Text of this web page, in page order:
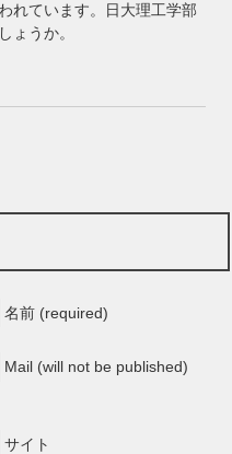
れています。日大理工学部
ょうか。
名前 (required)
Mail (will not be published)
サイト